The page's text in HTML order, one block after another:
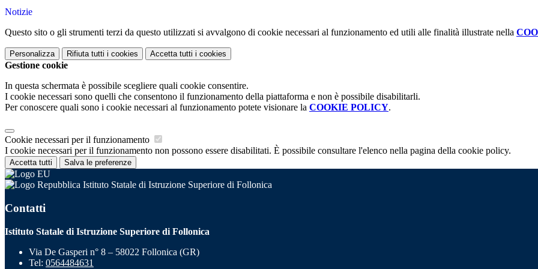
Notizie
Questo sito o gli strumenti terzi da questo utilizzati si avvalgono di cookie necessari al funzionamento ed utili alle finalità illustrate nella
Personalizza Rifiuta tutti i cookies Accetta tutti i cookies
Gestione cookie
In questa schermata è possibile scegliere quali cookie consentire.
I cookie necessari sono quelli che consentono il funzionamento della piattaforma e non è possibile disabilitarli.
Per conoscere quali sono i cookie necessari al funzionamento potete visionare la COOKIE POLICY.
Cookie necessari per il funzionamento
I cookie necessari per il funzionamento non possono essere disabilitati. È possibile consultare l'elenco nella pagina della cookie policy.
Accetta tutti Salva le preferenze
Istituto Statale di Istruzione Superiore di Follonica
Contatti
Istituto Statale di Istruzione Superiore di Follonica
Via De Gasperi n° 8 – 58022 Follonica (GR)
Tel: 0564484631